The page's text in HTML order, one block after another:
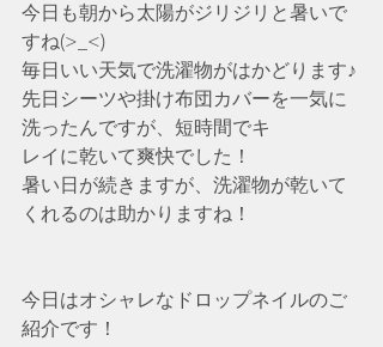
今日も朝から太陽がジリジリと暑いで
すね(>_<)
毎日いい天気で洗濯物がはかどります♪
先日シーツや掛け布団カバーを一気に
洗ったんですが、短時間でキ
レイに乾いて爽快でした！
暑い日が続きますが、洗濯物が乾いて
くれるのは助かりますね！
今日はオシャレなドロップネイルのご
紹介です！